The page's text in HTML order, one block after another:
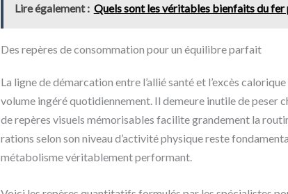
Lire également : Quels sont les véritables bienfaits du fer
Des repères de consommation pour un équilibre parfait
La ligne de démarcation entre l’allié santé et l’excès
volume ingéré quotidiennement. Il demeure inutile de peser
de repères visuels mémorisables facilite grandement la
rations selon son niveau d’activité physique reste
métabolisme véritablement performant.